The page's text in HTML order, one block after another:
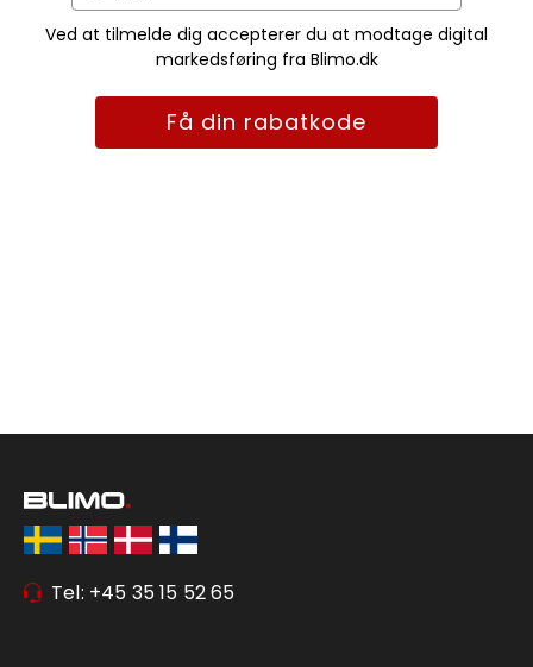
Ved at tilmelde dig accepterer du at modtage digital
markedsføring fra Blimo.dk
Få din rabatkode
Tel: +45 35 15 52 65